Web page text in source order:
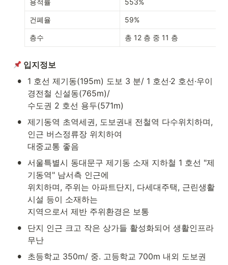
용적률 553%
건폐율 59%
층수 총 12 층 중 11 층
입지정보
•
1 호선 제기동(195m) 도보 3 분/ 1 호선·2 호선·우이
경전철 신설동(765m)/
수도권 2 호선 용두(571m)
• 제기동역 초역세권, 도보권내 전철역 다수위치하며,
인근 버스정류장 위치하여
대중교통 좋음
• 서울특별시 동대문구 제기동 소재 지하철 1 호선 "제
기동역" 남서측 인근에
위치하며, 주위는 아파트단지, 다세대주택, 근린생활
시설 등이 소재하는
지역으로서 제반 주위환경은 보통
•
단지 인근 크고 작은 상가들 활성화되어 생활인프라
무난
• 초등학교 350m/ 중. 고등학교 700m 내외 도보권